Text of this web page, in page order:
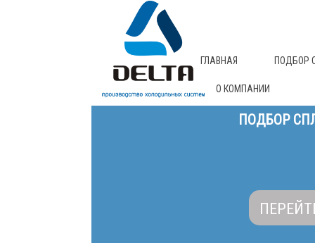
ГЛАВНАЯ ПОДБОР
О КОМПАНИИ
ПОДБОР